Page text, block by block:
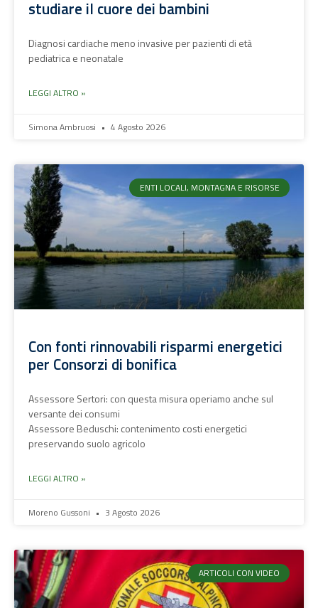
studiare il cuore dei bambini
Diagnosi cardiache meno invasive per pazienti di età
pediatrica e neonatale
LEGGI ALTRO »
Simona Ambruosi 4 Agosto 2026
ENTI LOCALI, MONTAGNA E RISORSE
Con fonti rinnovabili risparmi energetici
per Consorzi di bonifica
Assessore Sertori: con questa misura operiamo anche sul
versante dei consumi
Assessore Beduschi: contenimento costi energetici
preservando suolo agricolo
LEGGI ALTRO »
Moreno Gussoni 3 Agosto 2026
ARTICOLI CON VIDEO